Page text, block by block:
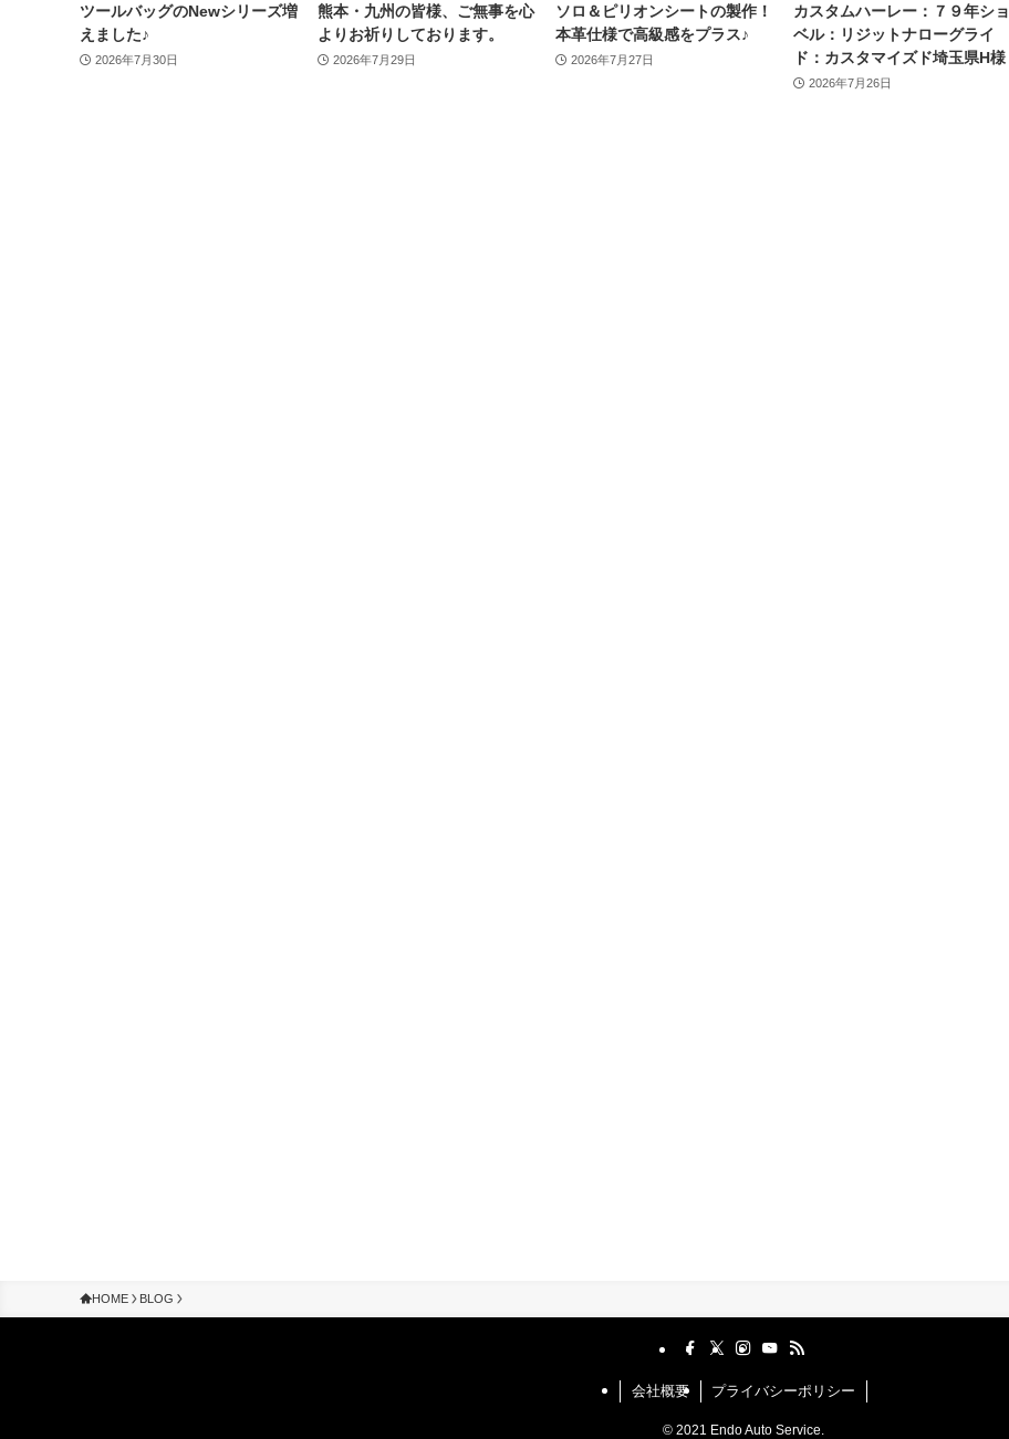
ツールバッグのNewシリーズ増
えました♪
2026年7月30日
熊本・九州の皆様、ご無事を心
よりお祈りしております。
2026年7月29日
ソロ＆ピリオンシートの製作！
本革仕様で高級感をプラス♪
2026年7月27日
カスタムハーレー：７９年ショ
ベル：リジットナローグライ
ド：カスタマイズド埼玉県H様
2026年7月26日
HOME BLOG
会社概要 プライバシーポリシー
© 2021 Endo Auto Service.